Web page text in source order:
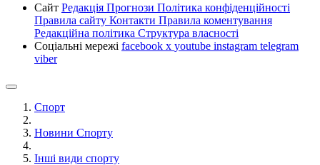
Сайт Редакція Прогнози Політика конфіденційності
Правила сайту Контакти Правила коментування
Редакційна політика Структура власності
Соціальні мережі facebook x youtube instagram telegram
viber
Спорт
Новини Спорту
Інші види спорту